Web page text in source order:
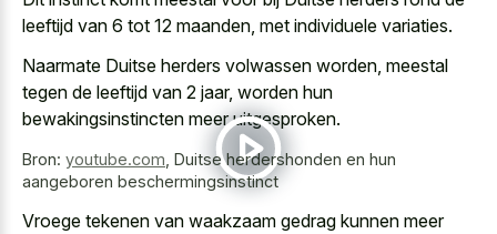
leeftijd van 6 tot 12 maanden, met individuele variaties.
Naarmate Duitse herders volwassen worden, meestal
tegen de leeftijd van 2 jaar, worden hun
bewakingsinstincten meer uitgesproken.
Bron: youtube.com Duitse herdershonden en hun
aangeboren beschermingsinstinct
Vroege tekenen van waakzaam gedrag kunnen meer